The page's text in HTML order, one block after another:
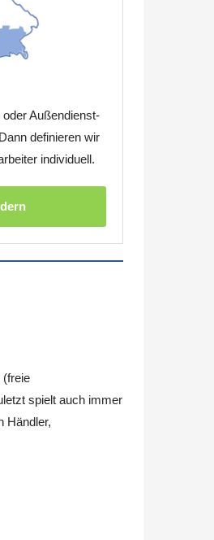
oder Außendienst-
definieren wir
individuell.
(freie
spielt auch immer
Händler,